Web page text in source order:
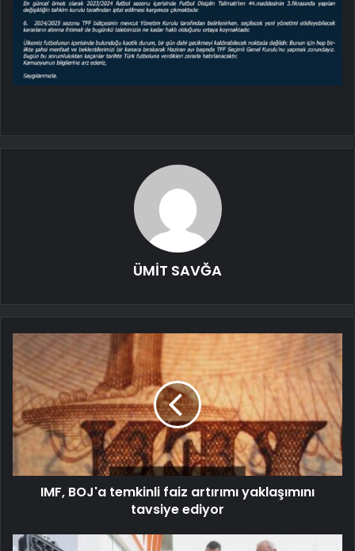
ÜMİT SAVĞA
IMF, BOJ'a temkinli faiz artırımı yaklaşımını
tavsiye ediyor